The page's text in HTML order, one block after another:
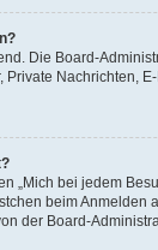
Die Board-
Nachrichten,
„Mich bei jedem
beim
der Board-